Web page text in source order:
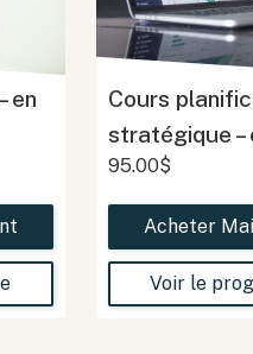
en
Cours
stratégique –
95.00$
Acheter
Voir le